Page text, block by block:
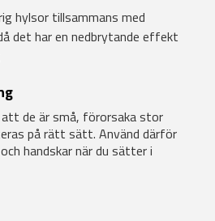
hylsor tillsammans med
det har en nedbrytande effekt
de är små, förorsaka stor
på rätt sätt. Använd därför
handskar när du sätter i